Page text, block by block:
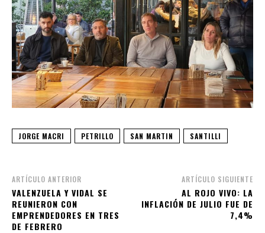
JORGE MACRI PETRILLO SAN MARTIN SANTILLI
ARTÍCULO ANTERIOR
VALENZUELA Y VIDAL SE
REUNIERON CON
EMPRENDEDORES EN TRES
DE FEBRERO
ARTÍCULO SIGUIENTE
AL ROJO VIVO: LA
INFLACIÓN DE JULIO FUE DE
7,4%